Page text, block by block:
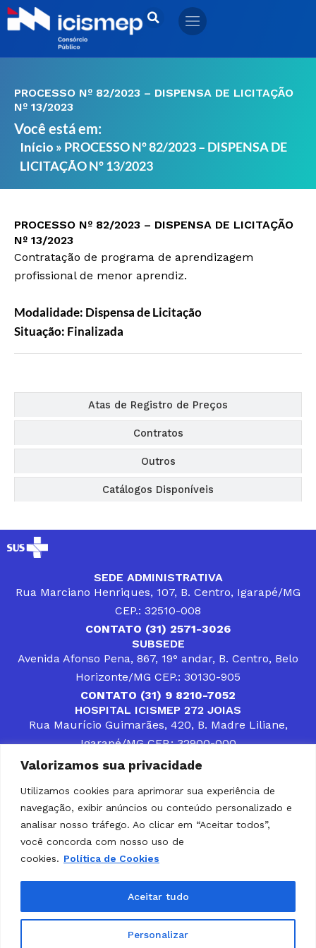
Valorizamos sua privacidade
Utilizamos cookies para aprimorar sua experiência de
navegação, exibir anúncios ou conteúdo personalizado e
analisar nosso tráfego. Ao clicar em “Aceitar todos”,
você concorda com nosso uso de
cookies. Política de Cookies
Personalizar
Aceitar tudo
Ir
para
PROCESSO Nº 82/2023 – DISPENSA DE LICITAÇÃO
Nº 13/2023
Você está em:
Início » PROCESSO Nº 82/2023 – DISPENSA DE
LICITAÇÃO Nº 13/2023
PROCESSO Nº 82/2023 – DISPENSA DE LICITAÇÃO
Nº 13/2023
Contratação de programa de aprendizagem
profissional de menor aprendiz.
Modalidade: Dispensa de Licitação
Situação: Finalizada
Atas de Registro de Preços
Contratos
Outros
Catálogos Disponíveis
SEDE ADMINISTRATIVA
Rua Marciano Henriques, 107, B. Centro, Igarapé/MG
CEP.: 32510-008
CONTATO (31) 2571-3026
SUBSEDE
Avenida Afonso Pena, 867, 19° andar, B. Centro, Belo
Horizonte/MG CEP.: 30130-905
CONTATO (31) 9 8210-7052
HOSPITAL ICISMEP 272 JOIAS
Rua Maurício Guimarães, 420, B. Madre Liliane,
Igarapé/MG CEP.: 32900-000
CONTATOS (31) 3512-4400 ou (31) 9 8309-8660
DESENVOLVER SOLUÇÕES, AÇÕES E SERVIÇOS
PÚBLICOS QUE COMPLEMENTEM A ASSISTÊNCIA À
POPULAÇÃO DA REGIÃO EM QUE ATUA, SENDO
PARCEIRO DOS MUNICÍPIOS CONSORCIADOS NA
SOLUÇÃO DE DIFICULDADES ENFRENTADAS POR
GESTORES MUNICIPAIS, É O COMPROMISSO DO
ICISMEP.
Home Institucional Municípios
Portal da Integridade
LGPD